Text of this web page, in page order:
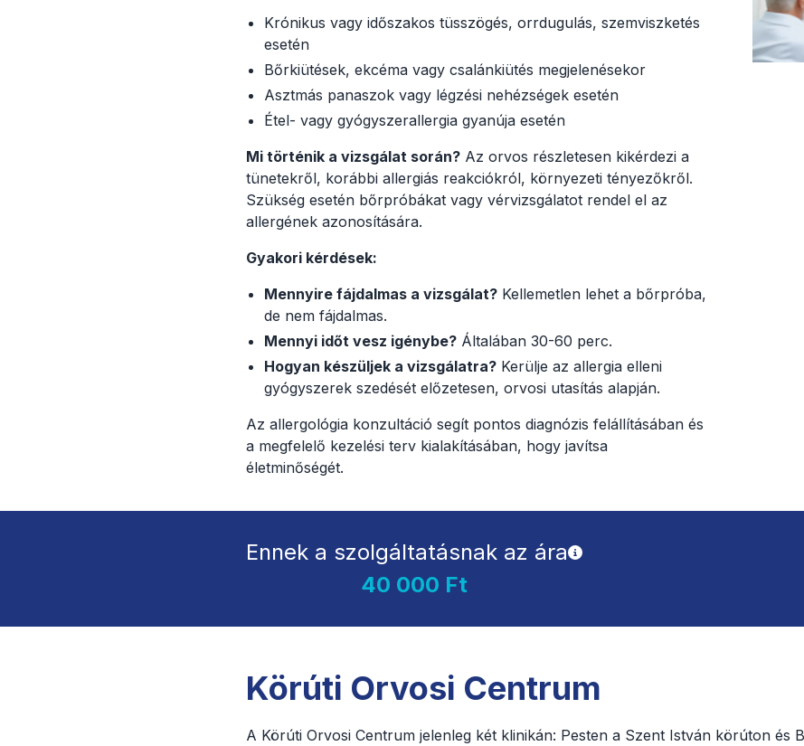
Krónikus vagy időszakos tüsszögés, orrdugulás, szemviszketés
esetén
Bőrkiütések, ekcéma vagy csalánkiütés megjelenésekor
Asztmás panaszok vagy légzési nehézségek esetén
Étel- vagy gyógyszerallergia gyanúja esetén
Mi történik a vizsgálat során? Az orvos részletesen kikérdezi a
tünetekről, korábbi allergiás reakciókról, környezeti tényezőkről.
Szükség esetén bőrpróbákat vagy vérvizsgálatot rendel el az
allergének azonosítására.
Gyakori kérdések:
Mennyire fájdalmas a vizsgálat? Kellemetlen lehet a bőrpróba,
de nem fájdalmas.
Mennyi időt vesz igénybe? Általában 30-60 perc.
Hogyan készüljek a vizsgálatra? Kerülje az allergia elleni
gyógyszerek szedését előzetesen, orvosi utasítás alapján.
Az allergológia konzultáció segít pontos diagnózis felállításában és
a megfelelő kezelési terv kialakításában, hogy javítsa
életminőségét.
Ennek a szolgáltatásnak az ára
40 000 Ft
Körúti Orvosi Centrum
A Körúti Orvosi Centrum jelenleg két klinikán: Pesten a Szent István körúton és